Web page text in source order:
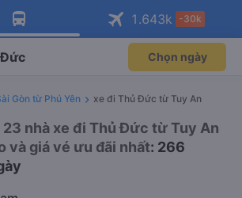
Tải app Vexere ngay!
ưu đãi thành viên độc
Mở app
Tải app Vexere
ghế khi đặt vé máy bay qua
Mở app
1.643k -30k
Chọn ngày
Gòn từ Phú Yên xe đi Thủ Đức từ Tuy An
nhà xe đi Thủ Đức từ Tuy An
và giá vé ưu đãi nhất: 266